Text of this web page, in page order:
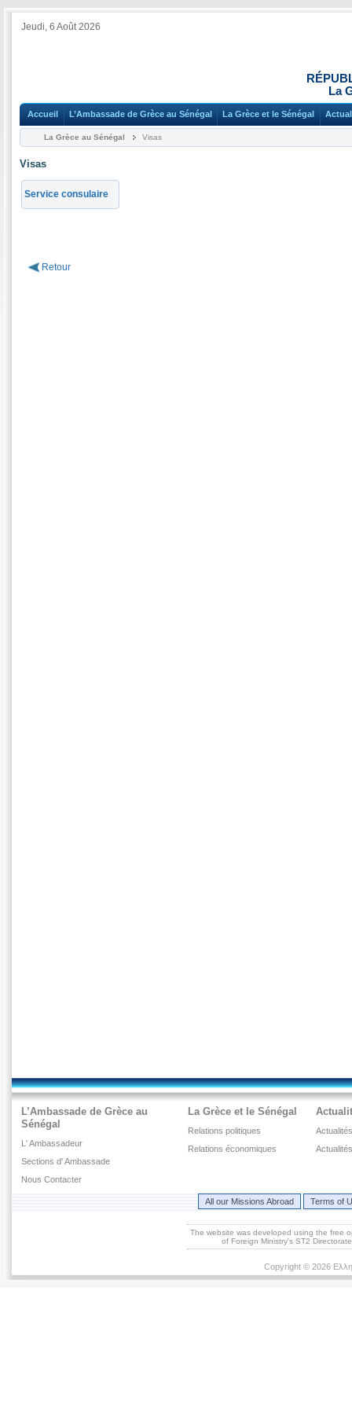
Jeudi, 6 Août 2026
La
Accueil L’Ambassade de Grèce au Sénégal La Grèce et le Sénégal
La Grèce au Sénégal Visas
Visas
Service consulaire
Retour
L’Ambassade de Grèce au
Sénégal
L' Ambassadeur
Sections d' Ambassade
Nous Contacter
La Grèce et le Sénégal
Relations politiques
Relations économiques
Actualités
All our Missions Abroad Terms of
The website was developed using the free
of Foreign Ministry's ST2
Copyright © 2026